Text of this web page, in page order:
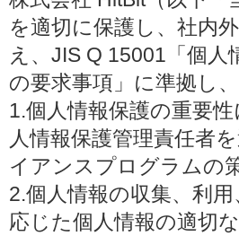
を適切に保護し、社内
え、JIS Q 15001「個
の要求事項」に準拠し
1.個人情報保護の重要
人情報保護管理責任者
イアンスプログラムの
2.個人情報の収集、利
応じた個人情報の適切